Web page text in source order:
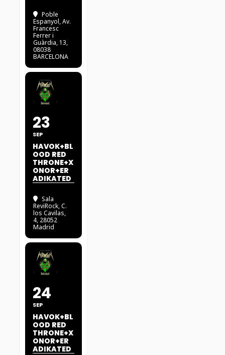
Poble
Espanyol, Av.
Francesc
Ferrer i
Guàrdia, 13,
08038
BARCELONA
23
SEP
HAVOK+BL
OOD RED
THRONE+X
ONOR+ER
ADIKATED
Sala
ReviRock, C.
los Cavilas,
4, 28052
Madrid
24
SEP
HAVOK+BL
OOD RED
THRONE+X
ONOR+ER
ADIKATED